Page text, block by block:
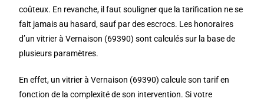
coûteux. En revanche, il faut souligner que la tarification ne se
fait jamais au hasard, sauf par des escrocs. Les honoraires
d’un vitrier à Vernaison (69390) sont calculés sur la base de
plusieurs paramètres.
En effet, un vitrier à Vernaison (69390) calcule son tarif en
fonction de la complexité de son intervention. Si votre